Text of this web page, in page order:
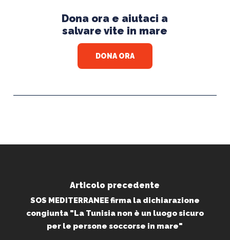
Dona ora e aiutaci a
salvare vite in mare
DONA ORA
Articolo precedente
SOS MEDITERRANEE firma la dichiarazione
congiunta "La Tunisia non è un luogo sicuro
per le persone soccorse in mare"